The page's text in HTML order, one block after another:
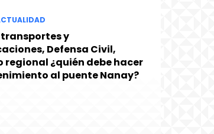
y
Defensa Civil,
regional ¿quién debe hacer
al puente Nanay?